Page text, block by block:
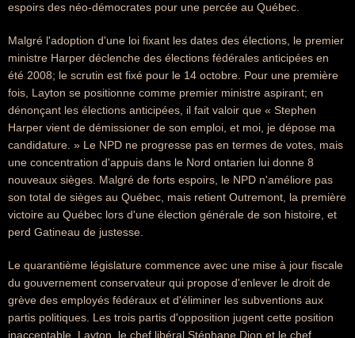
espoirs des néo-démocrates pour une percée au Québec.
Malgré l'adoption d'une loi fixant les dates des élections, le premier
ministre Harper déclenche des élections fédérales anticipées en
été 2008; le scrutin est fixé pour le 14 octobre. Pour une première
fois, Layton se positionne comme premier ministre aspirant; en
dénonçant les élections anticipées, il fait valoir que « Stephen
Harper vient de démissioner de son emploi, et moi, je dépose ma
candidature. » Le NPD ne progresse pas en termes de votes, mais
une concentration d'appuis dans le Nord ontarien lui donne 8
nouveaux sièges. Malgré de forts espoirs, le NPD n'améliore pas
son total de sièges au Québec, mais retient Outremont, la première
victoire au Québec lors d'une élection générale de son histoire, et
perd Gatineau de justesse.
Le quarantième législature commence avec une mise à jour fiscale
du gouvernement conservateur qui propose d'enlever le droit de
grève des employés fédéraux et d'éliminer les subventions aux
partis politiques. Les trois partis d'opposition jugent cette position
inacceptable. Layton, le chef libéral Stéphane Dion et le chef